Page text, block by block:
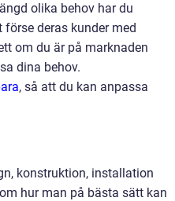
olika behov har du
deras kunder med
om du är på marknaden
dina behov.
, så att du kan anpassa
konstruktion, installation
hur man på bästa sätt kan